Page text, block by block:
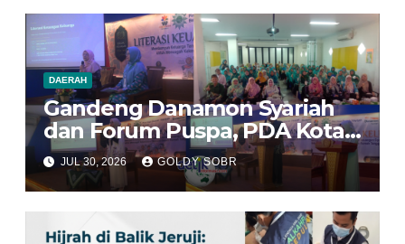
Awards 2026
DAERAH
Gandeng Danamon Syariah
dan Forum Puspa, PDA Kota
Bekasi Dorong Perempuan
Jadi Pengelola Ekonomi
Keluarga yang Tangguh
JUL 30, 2026 GOLDY SOBR